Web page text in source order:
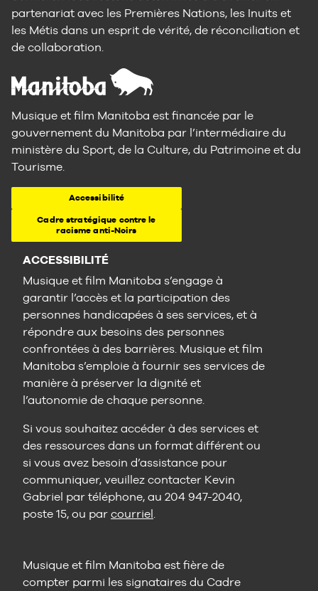
partenariat avec les Premières Nations, les Inuits et
les Métis dans un esprit de vérité, de réconciliation et
de collaboration.
Musique et film Manitoba est financée par le
gouvernement du Manitoba par l’intermédiaire du
ministère du Sport, de la Culture, du Patrimoine et du
Tourisme.
Accessibilité
Cadre stratégique contre le
racisme anti-Noirs
ACCESSIBILITÉ
Musique et film Manitoba s’engage à
garantir l’accès et la participation des
personnes handicapées à ses services, et à
répondre aux besoins des personnes
confrontées à des barrières. Musique et film
Manitoba s’emploie à fournir ses services de
manière à préserver la dignité et
l’autonomie de chaque personne.
Si vous souhaitez accéder à des services et
des ressources dans un format différent ou
si vous avez besoin d’assistance pour
communiquer, veuillez contacter Kevin
Gabriel par téléphone, au 204 947-2040,
poste 15, ou par courriel.
Musique et film Manitoba est fière de
compter parmi les signataires du Cadre